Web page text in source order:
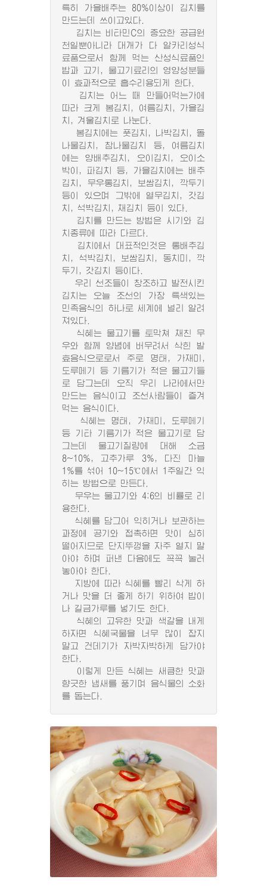
특히 가을배추는 80%이상이 김치를
만드는데 쓰이고있다.
김치는 비타민C의 중요한 공급원
천일뿐아니라 대개가 다 알카리성식
료품으로서 함께 먹는 산성식료품인
밥과 고기, 물고기료리의 영양성분들
이 효과적으로 흡수리용되게 한다.
김치는 어느 때 만들어먹는가에
따라 크게 봄김치, 여름김치, 가을김
치, 겨울김치로 나눈다.
봄김치에는 풋김치, 나박김치, 돌
나물김치, 참나물김치 등, 여름김치
에는 양배추김치, 오이김치, 오이소
박이, 파김치 등, 가을김치에는 배추
김치, 무우통김치, 보쌈김치, 깍두기
등이 있으며 그밖에 열무김치, 갓김
치, 석박김치, 채김치 등이 있다.
김치를 만드는 방법은 시기와 김
치종류에 따라 다르다.
김치에서 대표적인것은 통배추김
치, 석박김치, 보쌈김치, 동치미, 깍
두기, 갓김치 등이다.
우리 선조들이 창조하고 발전시킨
김치는 오늘 조선의 가장 특색있는
민족음식의 하나로 세계에 널리 알려
져있다.
식혜는 물고기를 토막쳐 채친 무
우와 함께 양념에 버무려서 삭힌 발
효음식으로로서 주로 명태, 가재미,
도루메기 등 기름기가 적은 물고기들
로 담그는데 오직 우리 나라에서만
만드는 음식이고 조선사람들이 즐겨
먹는 음식이다.
식혜는 명태, 가재미, 도루메기
등 기타 기름기가 적은 물고기로 담
그는데 물고기질량에 대해 소금
8~10%, 고추가루 3%, 다진 마늘
1%를 섞어 10~15℃에서 1주일간 익
히는 방법으로 만든다.
무우는 물고기와 4:6의 비률로 리
용한다.
식혜를 담그어 익히거나 보관하는
과정에 공기와 접촉하면 맛이 심히
떨어지므로 단지뚜껑을 자주 열지 말
아야 하며 퍼낸 다음에도 꼭꼭 눌러
놓아야 한다.
지방에 따라 식혜를 빨리 삭게 하
거나 맛을 더 좋게 하기 위하여 밥이
나 길금가루를 넣기도 한다.
식혜의 고유한 맛과 색갈을 내게
하자면 식혜국물을 너무 많이 잡지
말고 건데기가 자박자박하게 담가야
한다.
이렇게 만든 식혜는 새큼한 맛과
향긋한 냄새를 풍기며 음식물의 소화
를 돕는다.